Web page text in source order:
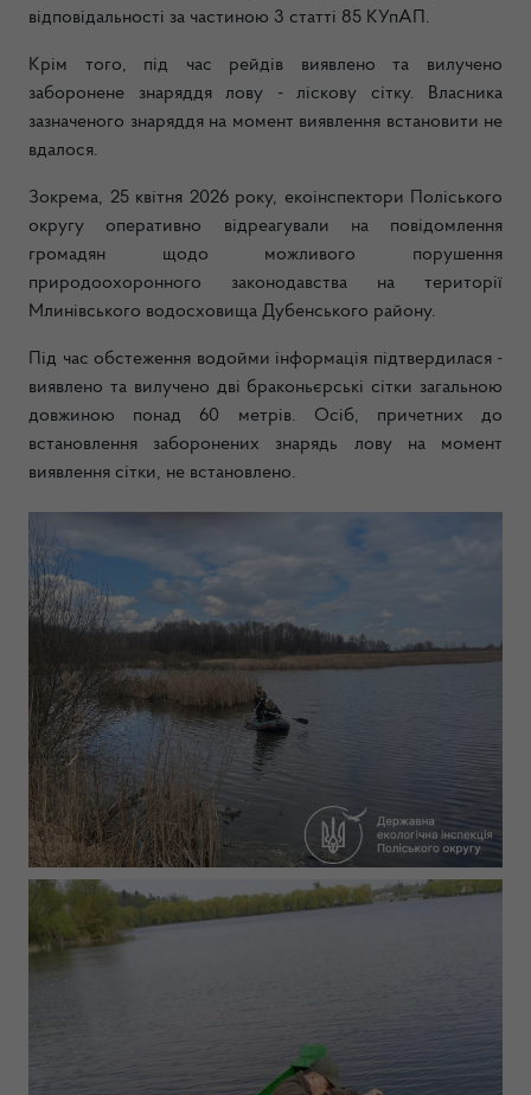
відповідальності за частиною 3 статті 85 КУпАП.
Крім того, під час рейдів виявлено та вилучено
заборонене знаряддя лову - ліскову сітку. Власника
зазначеного знаряддя на момент виявлення встановити не
вдалося.
Зокрема, 25 квітня 2026 року, екоінспектори Поліського
округу оперативно відреагували на повідомлення
громадян щодо можливого порушення
природоохоронного законодавства на території
Млинівського водосховища Дубенського району.
Під час обстеження водойми інформація підтвердилася -
виявлено та вилучено дві браконьєрські сітки загальною
довжиною понад 60 метрів. Осіб, причетних до
встановлення заборонених знарядь лову на момент
виявлення сітки, не встановлено.